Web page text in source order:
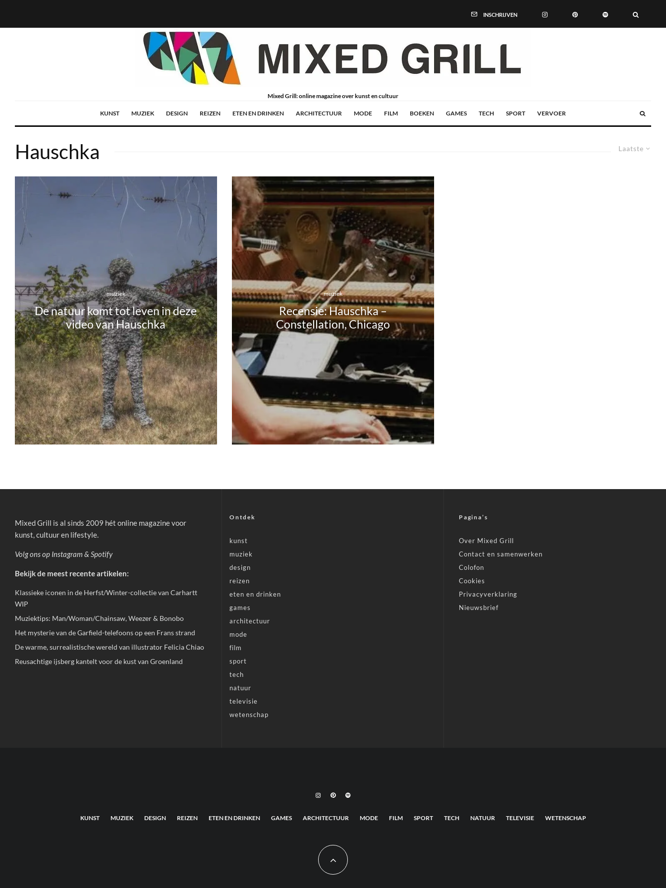
INSCHRIJVEN
Mixed Grill: online magazine over kunst en cultuur
KUNST MUZIEK DESIGN REIZEN ETEN EN DRINKEN ARCHITECTUUR MODE FILM BOEKEN GAMES TECH SPORT VERVOER
Laatste
Hauschka
muziek
De natuur komt tot leven in deze
video van Hauschka
muziek
Recensie: Hauschka –
Constellation, Chicago
Mixed Grill is al sinds 2009 hét online magazine voor
kunst, cultuur en lifestyle.
Volg ons op Instagram & Spotify
Bekijk de meest recente artikelen:
Klassieke iconen in de Herfst/Winter-collectie van Carhartt
WIP
Muziektips: Man/Woman/Chainsaw, Weezer & Bonobo
Het mysterie van de Garfield-telefoons op een Frans strand
De warme, surrealistische wereld van illustrator Felicia Chiao
Reusachtige ijsberg kantelt voor de kust van Groenland
Ontdek
kunst
muziek
design
reizen
eten en drinken
games
architectuur
mode
film
sport
tech
natuur
televisie
wetenschap
Pagina’s
Over Mixed Grill
Contact en samenwerken
Colofon
Cookies
Privacyverklaring
Nieuwsbrief
KUNST MUZIEK DESIGN REIZEN ETEN EN DRINKEN GAMES ARCHITECTUUR MODE FILM SPORT TECH NATUUR TELEVISIE WETENSCHAP